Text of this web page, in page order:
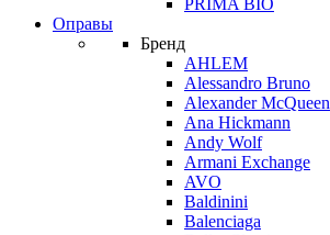
PRIMA BIO
Оправы
Бренд
AHLEM
Alessandro Bruno
Alexander McQueen
Ana Hickmann
Andy Wolf
Armani Exchange
AVO
Baldinini
Balenciaga